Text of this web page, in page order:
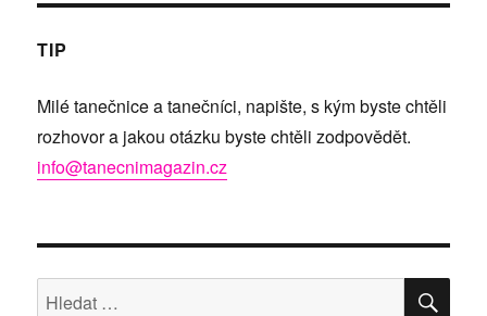
TIP
Milé tanečnice a tanečníci, napište, s kým byste chtěli
rozhovor a jakou otázku byste chtěli zodpovědět.
info@tanecnimagazin.cz
Hledat: